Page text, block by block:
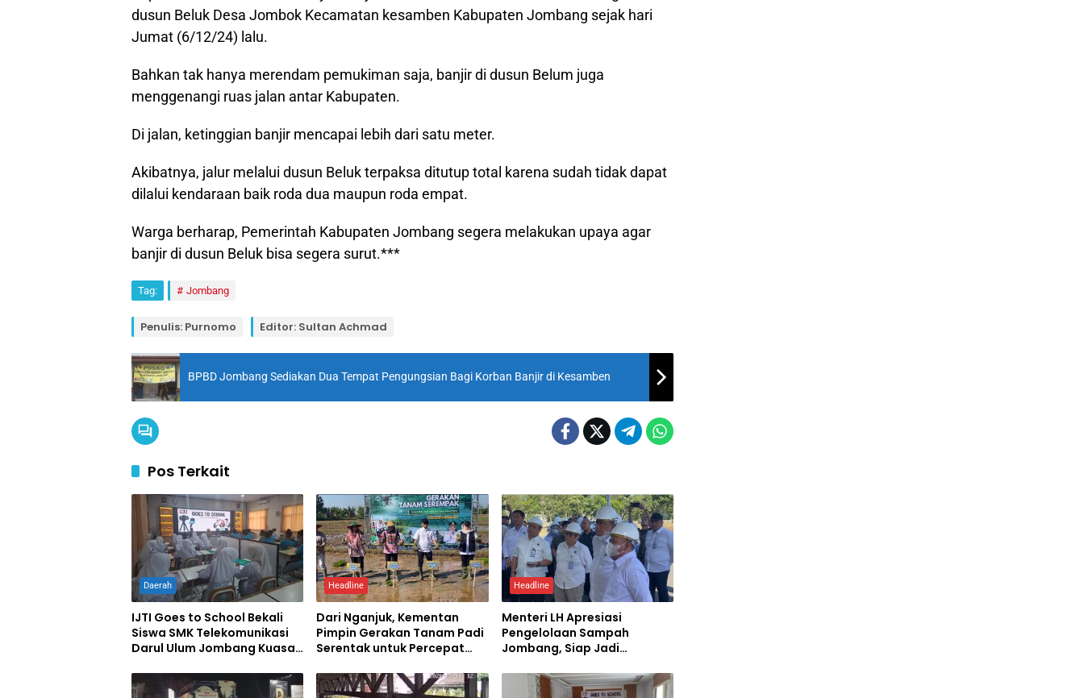
dusun Beluk Desa Jombok Kecamatan kesamben Kabupaten Jombang sejak hari
Jumat (6/12/24) lalu.
Bahkan tak hanya merendam pemukiman saja, banjir di dusun Belum juga
menggenangi ruas jalan antar Kabupaten.
Di jalan, ketinggian banjir mencapai lebih dari satu meter.
Akibatnya, jalur melalui dusun Beluk terpaksa ditutup total karena sudah tidak dapat
dilalui kendaraan baik roda dua maupun roda empat.
Warga berharap, Pemerintah Kabupaten Jombang segera melakukan upaya agar
banjir di dusun Beluk bisa segera surut.***
Tag: Jombang
Penulis: Purnomo Editor: Sultan Achmad
BPBD Jombang Sediakan Dua Tempat Pengungsian Bagi Korban Banjir di Kesamben
Pos Terkait
Daerah
IJTI Goes to School Bekali
Siswa SMK Telekomunikasi
Darul Ulum Jombang Kuasai
Headline
Dari Nganjuk, Kementan
Pimpin Gerakan Tanam Padi
Serentak untuk Percepat
Headline
Menteri LH Apresiasi
Pengelolaan Sampah
Jombang, Siap Jadi